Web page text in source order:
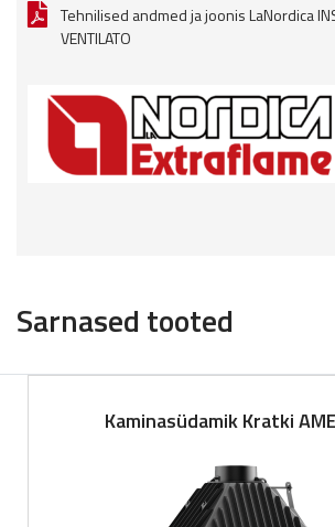
Tehnilised andmed ja joonis LaNordica
VENTILATO
Sarnased tooted
Kaminasüdamik Kratki